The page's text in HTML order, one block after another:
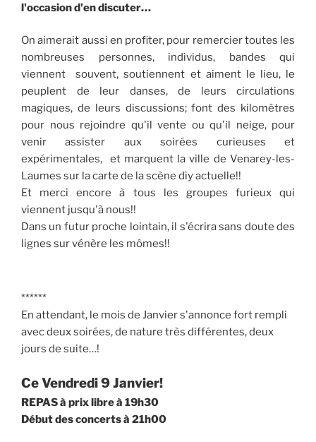
l'occasion d'en discuter…
On aimerait aussi en profiter, pour remercier toutes les
nombreuses personnes, individus, bandes qui
viennent souvent, soutiennent et aiment le lieu, le
peuplent de leur danses, de leurs circulations
magiques, de leurs discussions; font des kilomètres
pour nous rejoindre qu'il vente ou qu'il neige, pour
venir assister aux soirées curieuses et
expérimentales, et marquent la ville de Venarey-les-
Laumes sur la carte de la scène diy actuelle!!
Et merci encore à tous les groupes furieux qui
viennent jusqu'à nous!!
Dans un futur proche lointain, il s'écrira sans doute des
lignes sur vénère les mômes!!
******
En attendant, le mois de Janvier s'annonce fort rempli
avec deux soirées, de nature très différentes, deux
jours de suite…!
Ce Vendredi 9 Janvier!
REPAS à prix libre à 19h30
Début des concerts à 21h00